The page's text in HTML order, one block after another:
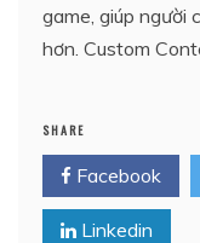
game, giúp người
hơn. Custom
SHARE
Facebook
Linkedin